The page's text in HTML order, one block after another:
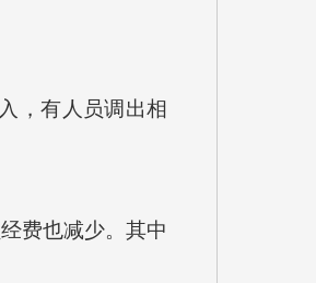
，有人员调出相
费也减少。其中